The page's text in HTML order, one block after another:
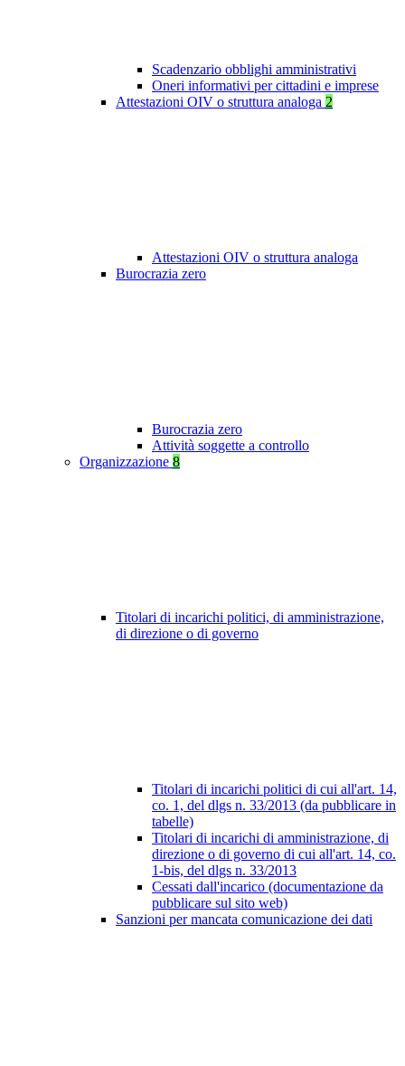
Scadenzario obblighi amministrativi
Oneri informativi per cittadini e imprese
Attestazioni OIV o struttura analoga 2
Attestazioni OIV o struttura analoga
Burocrazia zero
Burocrazia zero
Attività soggette a controllo
Organizzazione 8
Titolari di incarichi politici, di amministrazione,
di direzione o di governo
Titolari di incarichi politici di cui all'art. 14,
co. 1, del dlgs n. 33/2013 (da pubblicare in
tabelle)
Titolari di incarichi di amministrazione, di
direzione o di governo di cui all'art. 14, co.
1-bis, del dlgs n. 33/2013
Cessati dall'incarico (documentazione da
pubblicare sul sito web)
Sanzioni per mancata comunicazione dei dati